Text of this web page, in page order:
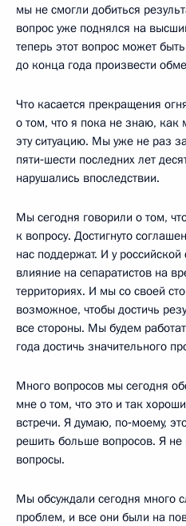
мы не смогли добиться
вопрос уже поднялся на
теперь этот вопрос может
до конца года произвести
Что касается прекращения
о том, что я пока не знаю,
эту ситуацию. Мы уже не раз
пяти‑шести последних лет
нарушались впоследствии.
Мы сегодня говорили о том,
к вопросу. Достигнуто
нас поддержат. И у
влияние на сепаратистов на
территориях. И мы со своей
возможное, чтобы достичь
все стороны. Мы будем
года достичь значительного
Много вопросов мы сегодня
мне о том, что это и так
встречи. Я думаю, по‑моему,
решить больше вопросов. Я
вопросы.
Мы обсуждали сегодня много
проблем, и все они были на